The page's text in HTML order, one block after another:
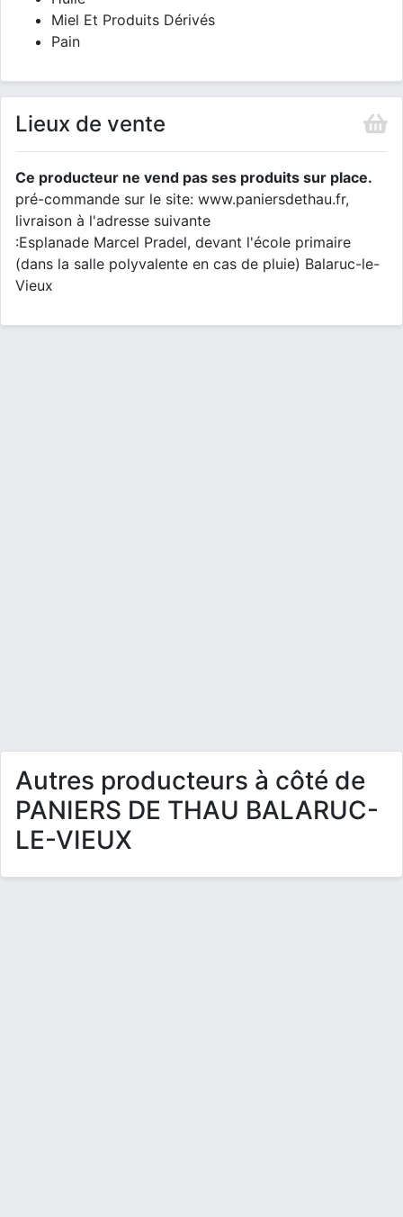
Miel Et Produits Dérivés
Pain
Lieux de vente
Ce producteur ne vend pas ses produits sur place.
pré-commande sur le site: www.paniersdethau.fr,
livraison à l'adresse suivante
:Esplanade Marcel Pradel, devant l'école primaire
(dans la salle polyvalente en cas de pluie) Balaruc-le-
Vieux
Autres producteurs à côté de
PANIERS DE THAU BALARUC-
LE-VIEUX